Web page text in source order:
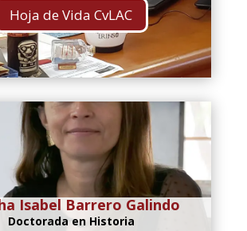
Hoja de Vida CvLAC
Isabel Barrero Galindo
Doctorada en Historia